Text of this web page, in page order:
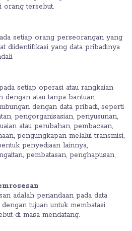
orang tersebut.
setiap orang perseorangan yang
diidentifikasi yang data pribadinya
setiap operasi atau rangkaian
dengan atau tanpa bantuan
dengan data pribadi, seperti
pengorganisasian, penyusunan,
atau perubahan, pembacaan,
pengungkapan melalui transmisi,
penyediaan lainnya,
pembatasan, penghapusan,
adalah penandaan pada data
tujuan untuk membatasi
di masa mendatang.